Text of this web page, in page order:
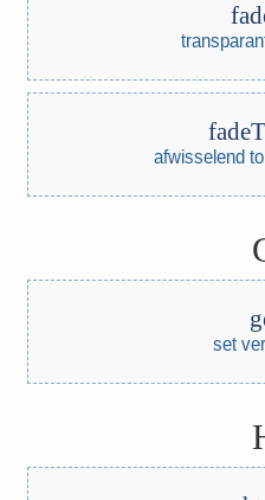
afwisselend
set